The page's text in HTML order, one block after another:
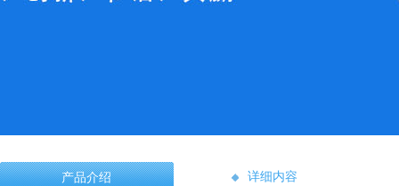
产品介绍 详细内容